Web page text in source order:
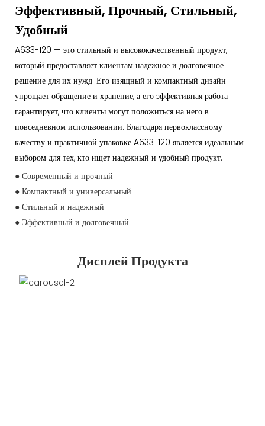
Эффективный, Прочный, Стильный,
Удобный
A633-120 — это стильный и высококачественный продукт,
который предоставляет клиентам надежное и долговечное
решение для их нужд. Его изящный и компактный дизайн
упрощает обращение и хранение, а его эффективная работа
гарантирует, что клиенты могут положиться на него в
повседневном использовании. Благодаря первоклассному
качеству и практичной упаковке A633-120 является идеальным
выбором для тех, кто ищет надежный и удобный продукт.
● Современный и прочный
● Компактный и универсальный
● Стильный и надежный
● Эффективный и долговечный
Дисплей Продукта